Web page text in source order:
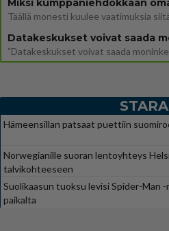
Hämeensillan patsaat puettiin
Norwegianille suoran lentoyhteys
talvikohteeseen
Suolikaasun tuoksu levisi Spider-Man
paikalta